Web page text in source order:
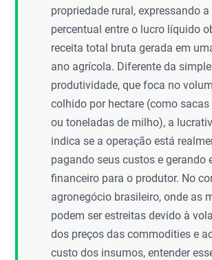
propriedade rural, expressando
percentual entre o lucro líquido
receita total bruta gerada em
ano agrícola. Diferente da
produtividade, que foca no
colhido por hectare (como sacas
ou toneladas de milho), a
indica se a operação está
pagando seus custos e gerando
financeiro para o produtor. No
agronegócio brasileiro, onde as
podem ser estreitas devido à
dos preços das commodities e
custo dos insumos, entender